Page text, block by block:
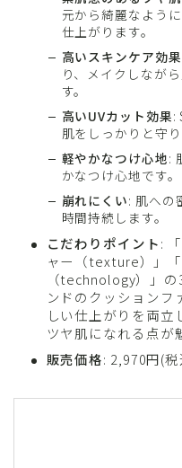
元から綺麗なよう
仕上がります。
高いスキンケア効果
り、メイクしなが
す。
高いUVカット効果:
肌をしっかりと守り
軽やかなつけ心地:
かなつけ心地です。
崩れにくい: 肌への
時間持続します。
こだわりポイント:
ャー（texture）」
（technology）」
ンドのクッションフ
しい仕上がりを両立
ツヤ肌になれる点が
販売価格: 2,970円(税